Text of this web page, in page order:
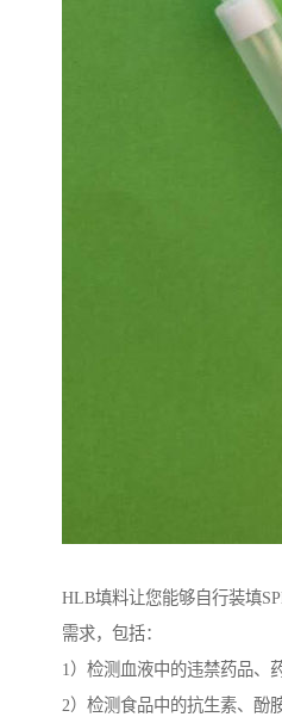
HLB填料让您能够自行装填
需求，包括：
1）检测血液中的违禁药品、
2）检测食品中的抗生素、酚